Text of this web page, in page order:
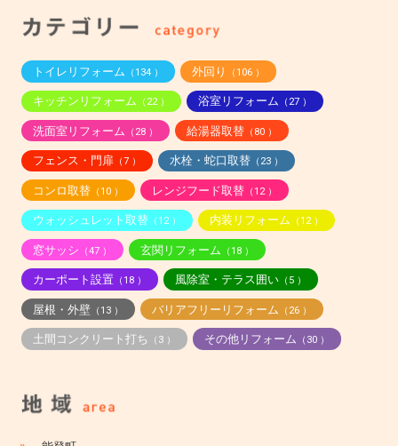
トイレリフォーム （134 ） 外回り （106 ）
キッチンリフォーム （22 ） 浴室リフォーム （27 ）
洗面室リフォーム （28 ） 給湯器取替（80 ）
フェンス・門扉（7 ） 水栓・蛇口取替（23 ）
コンロ取替（10 ） レンジフード取替（12 ）
ウォッシュレット取替（12 ） 内装リフォーム （12 ）
窓サッシ （47 ） 玄関リフォーム （18 ）
カーポート設置（18 ） 風除室・テラス囲い（5 ）
屋根・外壁（13 ） バリアフリーリフォーム （26 ）
土間コンクリート打ち （3 ） その他リフォーム （30 ）